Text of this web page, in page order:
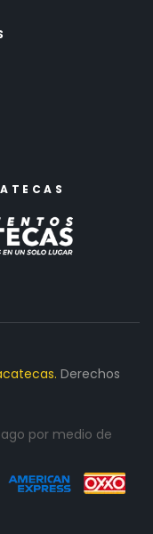
Derechos
por medio de